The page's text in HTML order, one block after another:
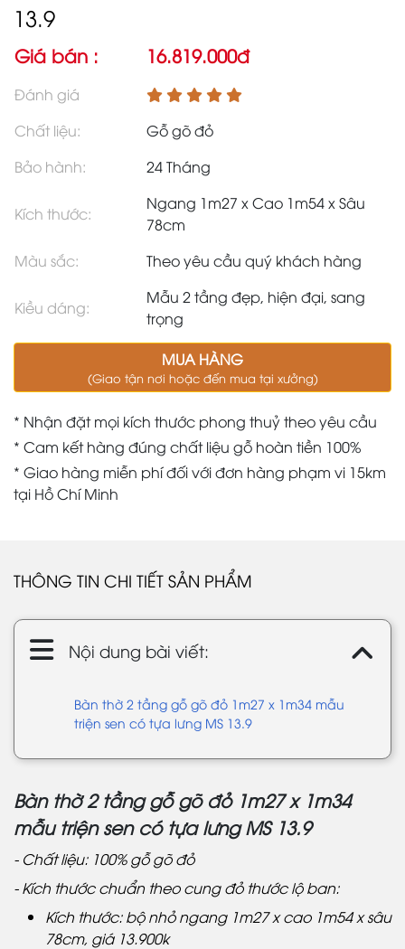
13.9
Giá bán : 16.819.000đ
Đánh giá
Chất liệu:
Gỗ gõ đỏ
Bảo hành:
24 Tháng
Kích thước:
Ngang 1m27 x Cao 1m54 x Sâu
78cm
Màu sắc:
Theo yêu cầu quý khách hàng
Kiều dáng:
Mẫu 2 tầng đẹp, hiện đại, sang
trọng
MUA HÀNG
(Giao tận nơi hoặc đến mua tại xưởng)
* Nhận đặt mọi kích thước phong thuỷ theo yêu cầu
* Cam kết hàng đúng chất liệu gỗ hoàn tiền 100%
* Giao hàng miễn phí đối với đơn hàng phạm vi 15km
tại Hồ Chí Minh
THÔNG TIN CHI TIẾT SẢN PHẨM
Nội dung bài viết:
Bàn thờ 2 tầng gỗ gõ đỏ 1m27 x 1m34 mẫu
triện sen có tựa lưng MS 13.9
Bàn thờ 2 tầng gỗ gõ đỏ 1m27 x 1m34
mẫu triện sen có tựa lưng MS 13.9
- Chất liệu: 100% gỗ gõ đỏ
- Kích thước chuẩn theo cung đỏ thước lộ ban:
Kích thước: bộ nhỏ ngang 1m27 x cao 1m54 x sâu
78cm, giá 13.900k